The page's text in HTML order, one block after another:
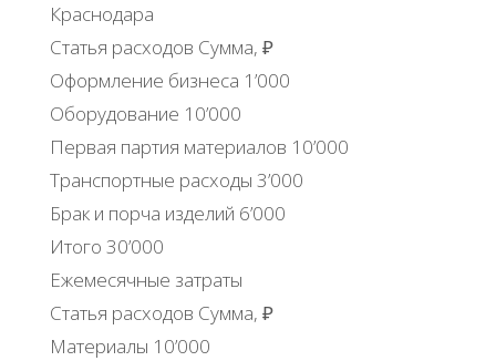
Краснодара
Статья расходов Сумма, ₽
Оформление бизнеса 1’000
Оборудование 10’000
Первая партия материалов 10’000
Транспортные расходы 3’000
Брак и порча изделий 6’000
Итого 30’000
Ежемесячные затраты
Статья расходов Сумма, ₽
Материалы 10’000